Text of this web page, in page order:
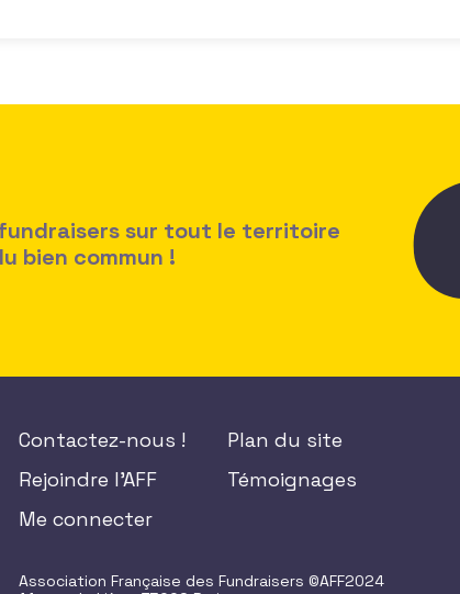
sur tout le territoire
bien commun !
Contactez-nous !
Rejoindre l'AFF
Me connecter
Plan du site
Témoignages
Association Française des Fundraisers ©AFF2024